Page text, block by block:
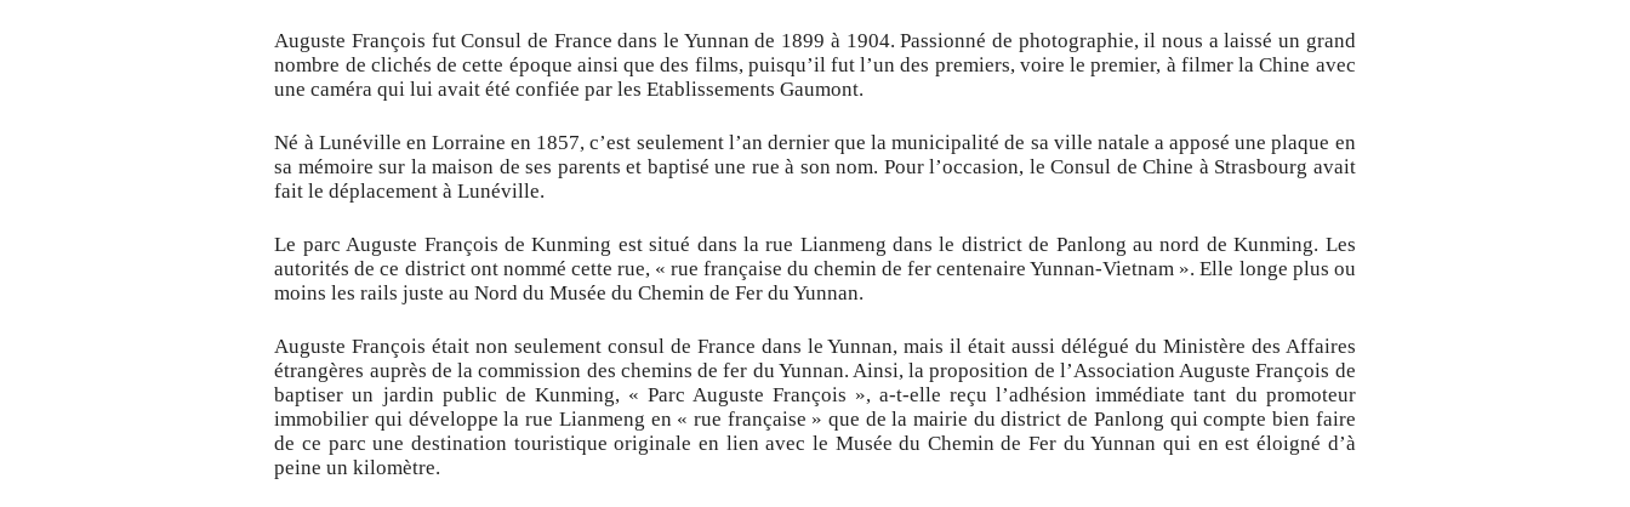
Auguste François fut Consul de France dans le Yunnan de 1899 à 1904. Passionné de photographie, il nous a laissé un grand
nombre de clichés de cette époque ainsi que des films, puisqu’il fut l’un des premiers, voire le premier, à filmer la Chine avec
une caméra qui lui avait été confiée par les Etablissements Gaumont.
Né à Lunéville en Lorraine en 1857, c’est seulement l’an dernier que la municipalité de sa ville natale a apposé une plaque en
sa mémoire sur la maison de ses parents et baptisé une rue à son nom. Pour l’occasion, le Consul de Chine à Strasbourg avait
fait le déplacement à Lunéville.
Le parc Auguste François de Kunming est situé dans la rue Lianmeng dans le district de Panlong au nord de Kunming. Les
autorités de ce district ont nommé cette rue, « rue française du chemin de fer centenaire Yunnan-Vietnam ». Elle longe plus ou
moins les rails juste au Nord du Musée du Chemin de Fer du Yunnan.
Auguste François était non seulement consul de France dans le Yunnan, mais il était aussi délégué du Ministère des Affaires
étrangères auprès de la commission des chemins de fer du Yunnan. Ainsi, la proposition de l’Association Auguste François de
baptiser un jardin public de Kunming, « Parc Auguste François », a-t-elle reçu l’adhésion immédiate tant du promoteur
immobilier qui développe la rue Lianmeng en « rue française » que de la mairie du district de Panlong qui compte bien faire
de ce parc une destination touristique originale en lien avec le Musée du Chemin de Fer du Yunnan qui en est éloigné d’à
peine un kilomètre.